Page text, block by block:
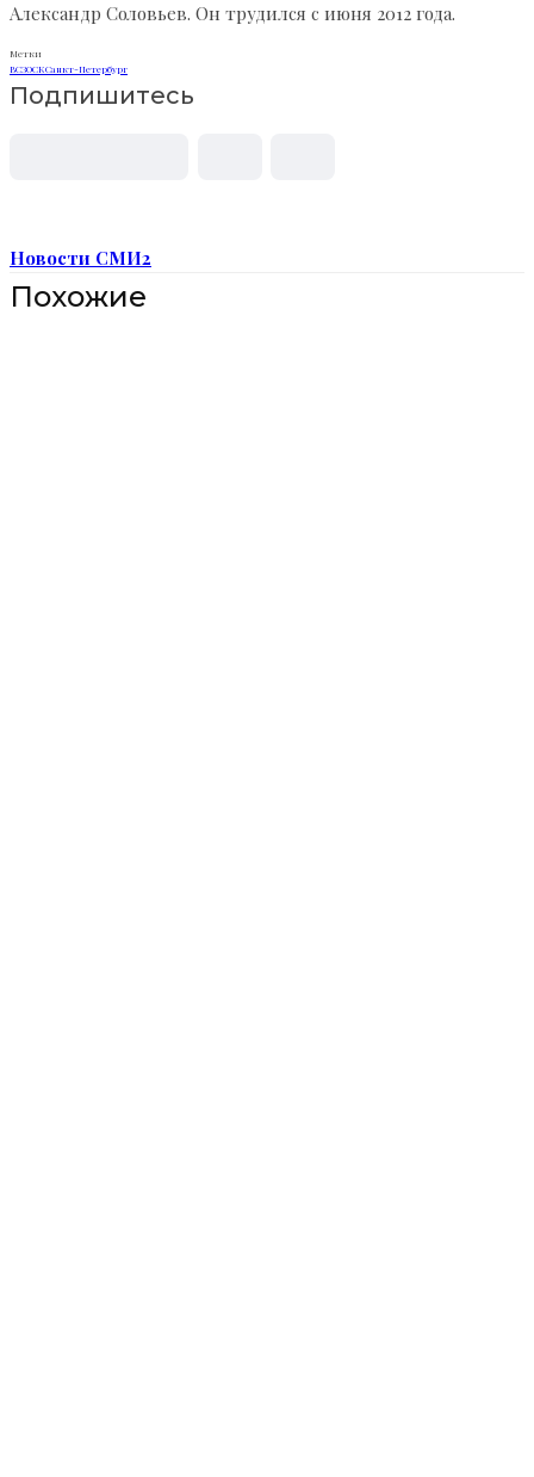
Александр Соловьев. Он трудился с июня 2012 года.
Метки
ВСЗОСКСанкт-Петербург
Подпишитесь
Новости СМИ2
Похожие